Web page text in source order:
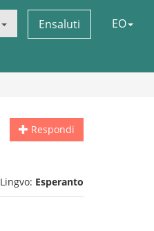
Ensaluti EO
Respondi
Lingvo: Esperanto